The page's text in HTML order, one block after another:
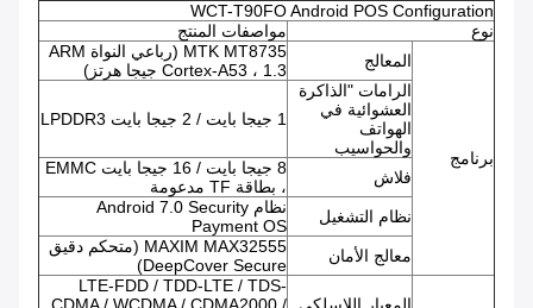
WCT-T90FO Android POS Configuration
نوع
مواصفات المنتج
برنامج
المعالج
MTK MT8735 (رباعي النواة ARM
Cortex-A53 ، 1.3 جيجا هرتز)
الرامات "الذاكرة
العشوائية في
الهواتف
والحواسيب
1 جيجا بايت / 2 جيجا بايت LPDDR3
فلاش
8 جيجا بايت / 16 جيجا بايت EMMC
، بطاقة TF مدعومة
نظام التشغيل
نظام Android 7.0 Security
Payment OS
معالج الأمان
MAXIM MAX32555 (متحكم دقيق
DeepCover Secure)
LTE-FDD / TDD-LTE / TDS-